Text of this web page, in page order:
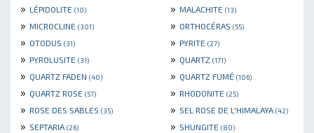
» LÉPIDOLITE (10) » MALACHITE (13)
» MICROCLINE (301) » ORTHOCÉRAS (55)
» OTODUS (31) » PYRITE (27)
» PYROLUSITE (31) » QUARTZ (171)
» QUARTZ FADEN (40) » QUARTZ FUMÉ (106)
» QUARTZ ROSE (57) » RHODONITE (25)
» ROSE DES SABLES (35) » SEL ROSE DE L'HIMALAYA (42)
» SEPTARIA (26) » SHUNGITE (80)